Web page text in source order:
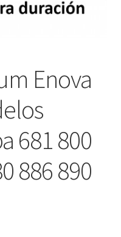
Enova
681 800
886 890